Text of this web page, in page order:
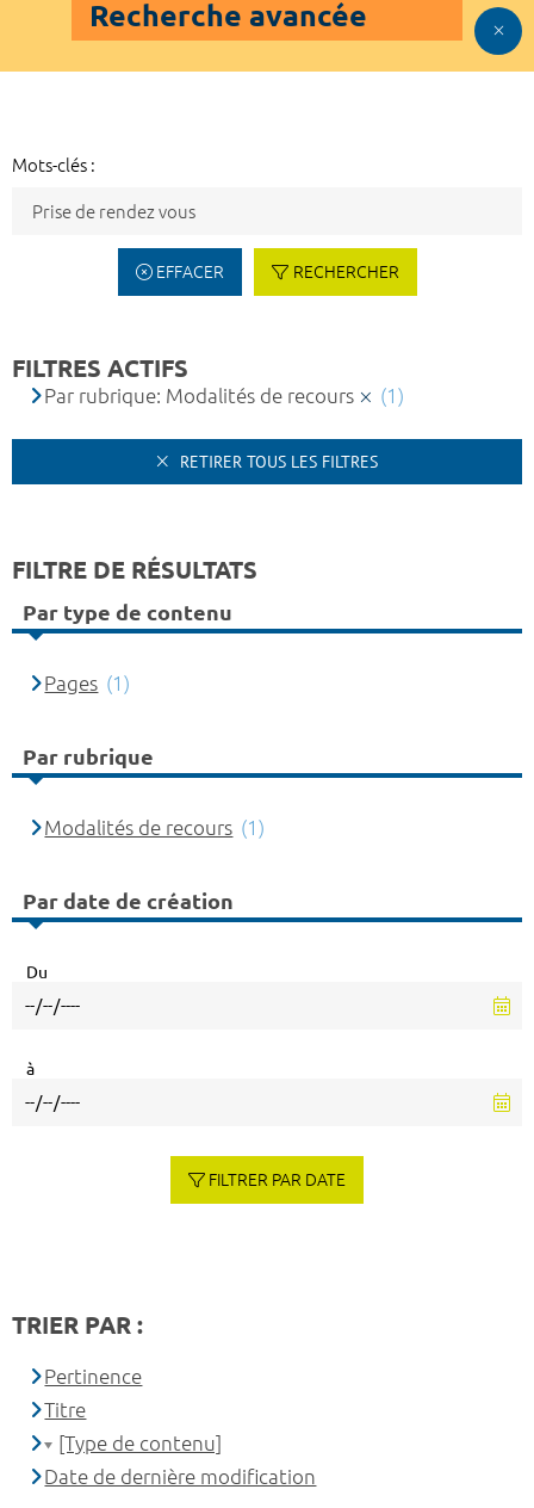
Recherche avancée
Mots-clés :
EFFACER RECHERCHER
FILTRES ACTIFS
Par rubrique: Modalités de recours (1)
RETIRER TOUS LES FILTRES
FILTRE DE RÉSULTATS
Par type de contenu
Pages (1)
Par rubrique
Modalités de recours (1)
Par date de création
Du
à
FILTRER PAR DATE
TRIER PAR :
Pertinence
Titre
[Type de contenu]
Date de dernière modification